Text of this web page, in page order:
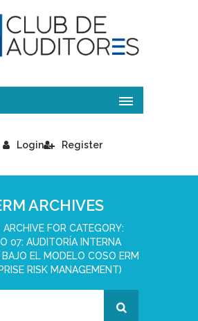
Login Register
ARCHIVES
ARCHIVE FOR CATEGORY:
07: AUDITORÍA INTERNA
EL MODELO COSO ERM
RISK MANAGEMENT)